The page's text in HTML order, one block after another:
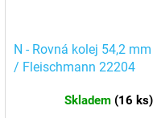
N - Rovná kolej 54,2 mm
/ Fleischmann 22204
Skladem (16 ks)